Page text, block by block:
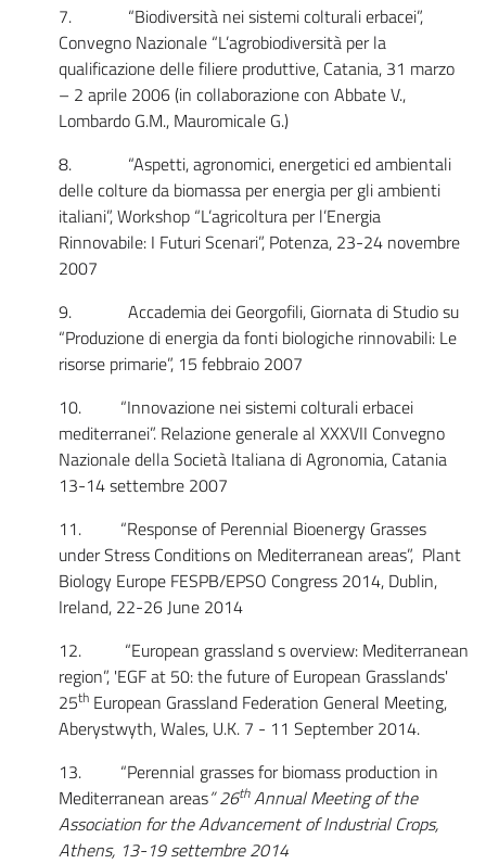
7. “Biodiversità nei sistemi colturali erbacei”,
Convegno Nazionale “L’agrobiodiversità per la
qualificazione delle filiere produttive, Catania, 31 marzo
– 2 aprile 2006 (in collaborazione con Abbate V.,
Lombardo G.M., Mauromicale G.)
8. “Aspetti, agronomici, energetici ed ambientali
delle colture da biomassa per energia per gli ambienti
italiani”, Workshop “L’agricoltura per l’Energia
Rinnovabile: I Futuri Scenari”, Potenza, 23-24 novembre
2007
9. Accademia dei Georgofili, Giornata di Studio su
“Produzione di energia da fonti biologiche rinnovabili: Le
risorse primarie”, 15 febbraio 2007
10. “Innovazione nei sistemi colturali erbacei
mediterranei”. Relazione generale al XXXVII Convegno
Nazionale della Società Italiana di Agronomia, Catania
13-14 settembre 2007
11. “Response of Perennial Bioenergy Grasses
under Stress Conditions on Mediterranean areas”, Plant
Biology Europe FESPB/EPSO Congress 2014, Dublin,
Ireland, 22-26 June 2014
12. “European grassland s overview: Mediterranean
region”, 'EGF at 50: the future of European Grasslands'
25thEuropean Grassland Federation General Meeting,
Aberystwyth, Wales, U.K. 7 - 11 September 2014.
13. “Perennial grasses for biomass production in
Mediterranean areas” 26thAnnual Meeting of the
Association for the Advancement of Industrial Crops,
Athens, 13-19 settembre 2014